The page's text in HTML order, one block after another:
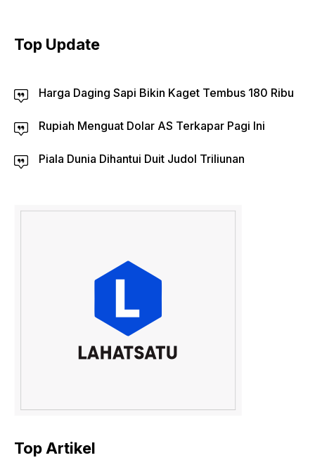
Top Update
Harga Daging Sapi Bikin Kaget Tembus 180 Ribu
Rupiah Menguat Dolar AS Terkapar Pagi Ini
Piala Dunia Dihantui Duit Judol Triliunan
Top Artikel